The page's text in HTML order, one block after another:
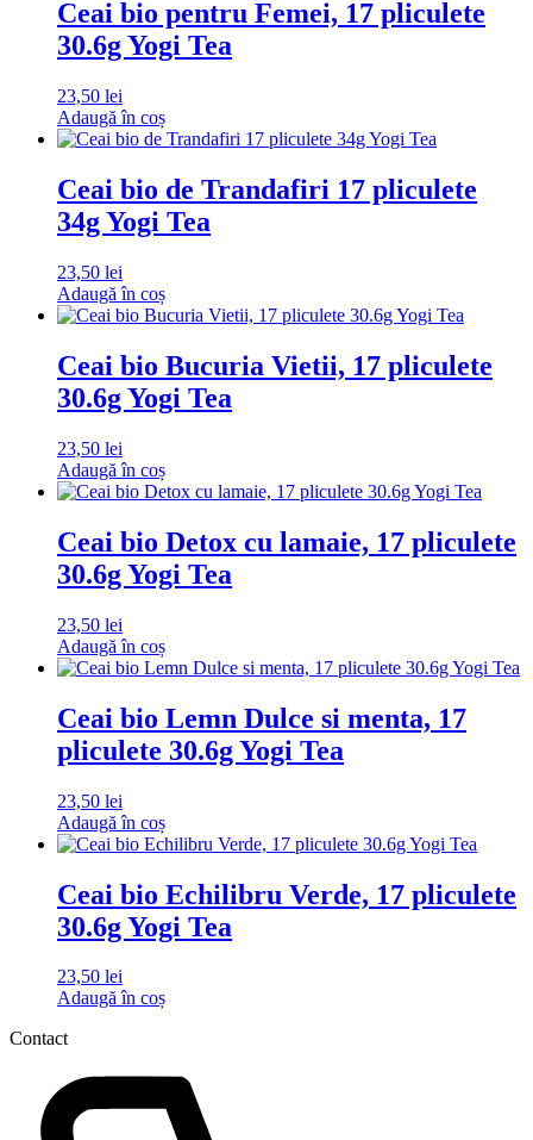
Ceai bio pentru Femei, 17 pliculete
30.6g Yogi Tea
23,50 lei
Adaugă în coș
Ceai bio de Trandafiri 17 pliculete
34g Yogi Tea
23,50 lei
Adaugă în coș
Ceai bio Bucuria Vietii, 17 pliculete
30.6g Yogi Tea
23,50 lei
Adaugă în coș
Ceai bio Detox cu lamaie, 17 pliculete
30.6g Yogi Tea
23,50 lei
Adaugă în coș
Ceai bio Lemn Dulce si menta, 17
pliculete 30.6g Yogi Tea
23,50 lei
Adaugă în coș
Ceai bio Echilibru Verde, 17 pliculete
30.6g Yogi Tea
23,50 lei
Adaugă în coș
Contact